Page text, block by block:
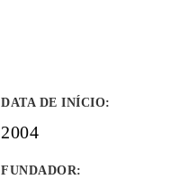
DATA DE INÍCIO:
2004
FUNDADOR: